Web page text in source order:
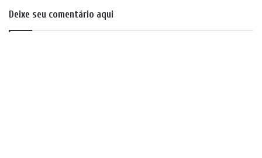
Deixe seu comentário aqui